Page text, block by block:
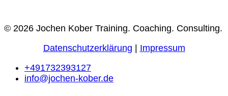
© 2026 Jochen Kober Training. Coaching. Consulting.
Datenschutzerklärung
Impressum
+491732393127
info@jochen-kober.de